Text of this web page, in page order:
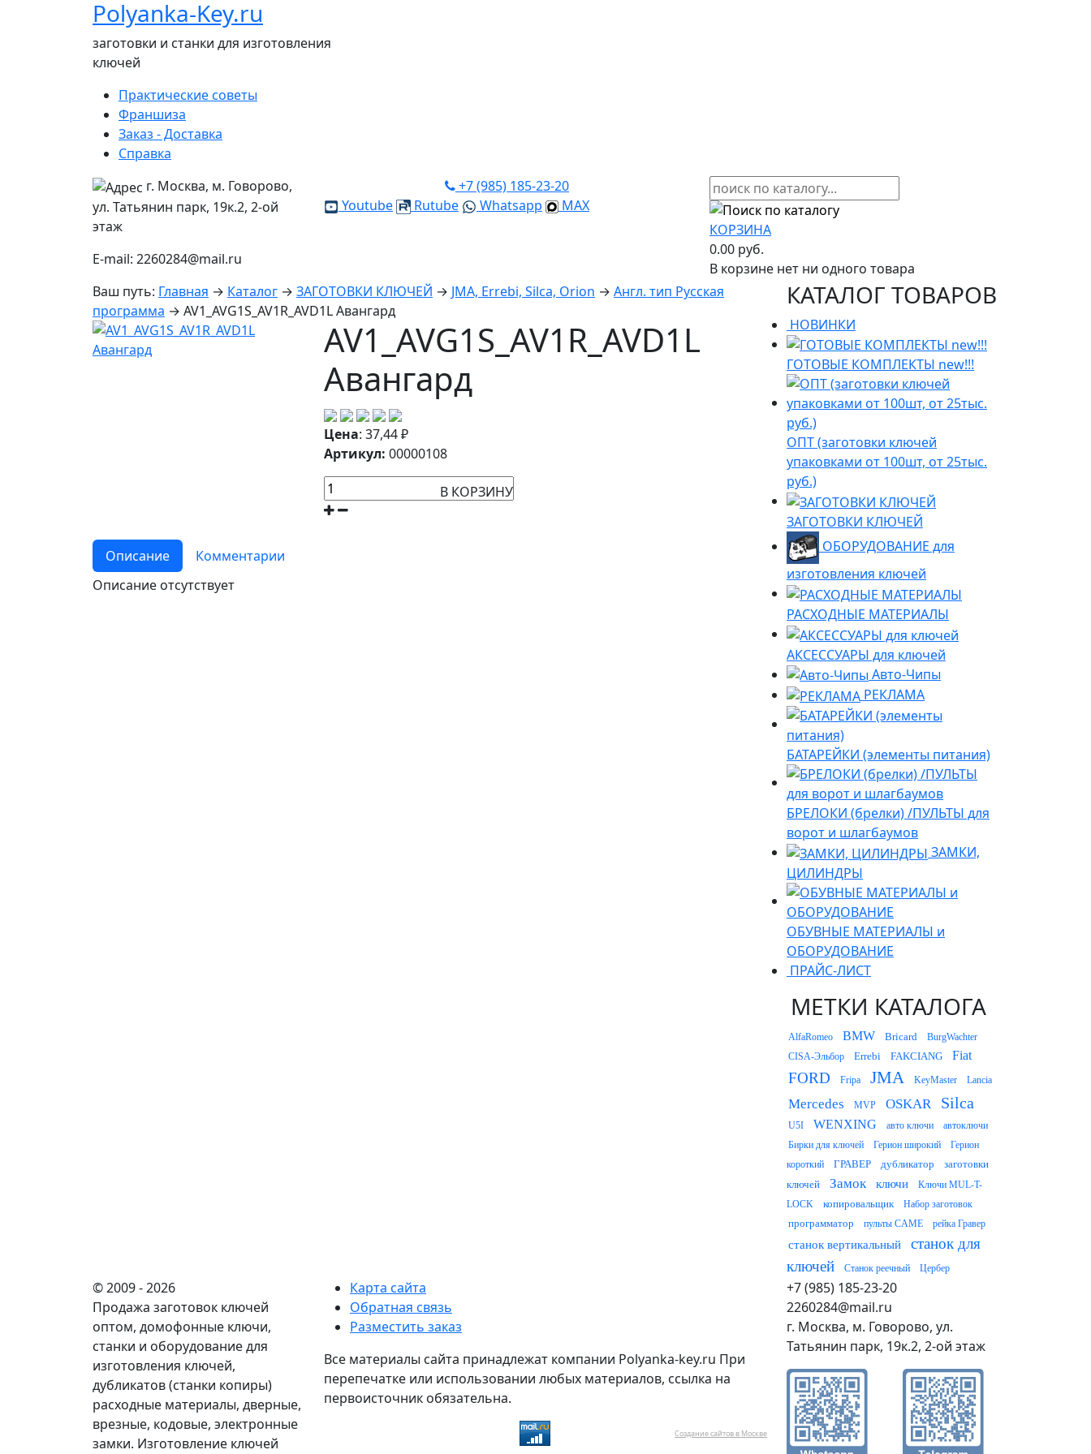
Polyanka-Key.ru
заготовки и станки для изготовления
ключей
Практические советы
Франшиза
Заказ - Доставка
Справка
г. Москва, м. Говорово,
ул. Татьянин парк, 19к.2, 2-ой
этаж
E-mail: 2260284@mail.ru
+7 (985) 185-23-20
Youtube
Rutube Whatsapp
MAX
КОРЗИНА
0.00 руб.
В корзине нет ни одного товара
Ваш путь: Главная → Каталог → ЗАГОТОВКИ КЛЮЧЕЙ → JMA, Errebi, Silca, Orion → Англ. тип Русская
программа → AV1_AVG1S_AV1R_AVD1L Авангард
AV1_AVG1S_AV1R_AVD1L
Авангард
Цена: 37,44₽
Артикул: 00000108
В КОРЗИНУ
Описание
Комментарии
Описание отсутствует
КАТАЛОГ ТОВАРОВ
НОВИНКИ
ГОТОВЫЕ КОМПЛЕКТЫ new!!!
ОПТ (заготовки ключей
упаковками от 100шт, от 25тыс.
руб.)
ЗАГОТОВКИ КЛЮЧЕЙ
ОБОРУДОВАНИЕ для
изготовления ключей
РАСХОДНЫЕ МАТЕРИАЛЫ
АКСЕССУАРЫ для ключей
Авто-Чипы
РЕКЛАМА
БАТАРЕЙКИ (элементы питания)
БРЕЛОКИ (брелки) /ПУЛЬТЫ для
ворот и шлагбаумов
ЗАМКИ,
ЦИЛИНДРЫ
ОБУВНЫЕ МАТЕРИАЛЫ и
ОБОРУДОВАНИЕ
ПРАЙС-ЛИСТ
МЕТКИ КАТАЛОГА
AlfaRomeo BMW Bricard
BurgWachter
CISA-Эльбор
Errebi FAKCIANG Fiat
FORD Fripa JMA KeyMaster Lancia
Mercedes MVP OSKAR Silca
U5I WENXING авто ключи
автоключи
Бирки для ключей
Герион широкий
Герион
короткий
ГРАВЕР дубликатор
заготовки
ключей
Замок ключи
Ключи MUL-T-
LOCK
копировальщик Набор заготовок
программатор пульты CAME рейка Гравер
станок вертикальный
станок для
ключей
Станок реечный Цербер
© 2009 - 2026
Продажа заготовок ключей
оптом, домофонные ключи,
станки и оборудование для
изготовления ключей,
дубликатов (станки копиры)
расходные материалы, дверные,
врезные, кодовые, электронные
замки. Изготовление ключей
Карта сайта
Обратная связь
Разместить заказ
Все материалы сайта принадлежат компании Polyanka-key.ru При
перепечатке или использовании любых материалов, ссылка на
первоисточник обязательна.
Создание сайтов в Москве
+7 (985) 185-23-20
2260284@mail.ru
г. Москва, м. Говорово, ул.
Татьянин парк, 19к.2, 2-ой этаж